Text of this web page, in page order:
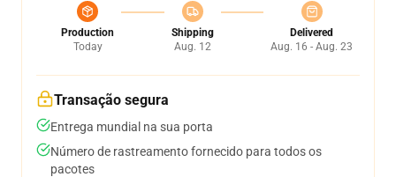
Production
Today
Shipping
Aug. 12
Delivered
Aug. 16 - Aug. 23
Transação segura
Entrega mundial na sua porta
Número de rastreamento fornecido para todos os
pacotes